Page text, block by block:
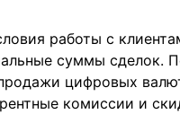
работы с
суммы сделок.
цифровых
комиссии и